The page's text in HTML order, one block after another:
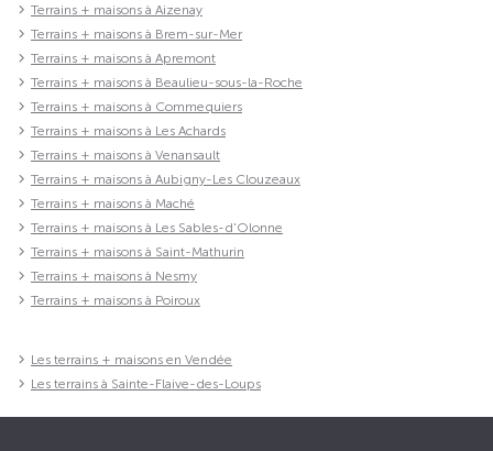
Terrains + maisons à Aizenay
Terrains + maisons à Brem-sur-Mer
Terrains + maisons à Apremont
Terrains + maisons à Beaulieu-sous-la-Roche
Terrains + maisons à Commequiers
Terrains + maisons à Les Achards
Terrains + maisons à Venansault
Terrains + maisons à Aubigny-Les Clouzeaux
Terrains + maisons à Maché
Terrains + maisons à Les Sables-d'Olonne
Terrains + maisons à Saint-Mathurin
Terrains + maisons à Nesmy
Terrains + maisons à Poiroux
Les terrains + maisons en Vendée
Les terrains à Sainte-Flaive-des-Loups